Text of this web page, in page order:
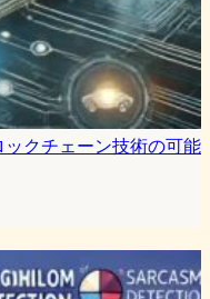
クチェーン技術の可能